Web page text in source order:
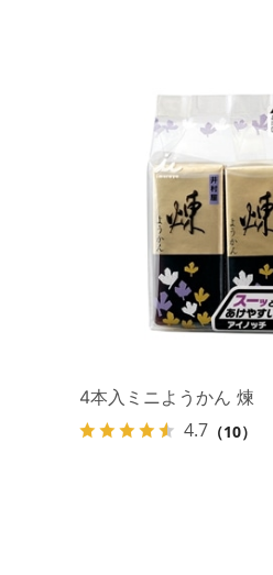
4本入ミニようかん 煉
4.7 （10）